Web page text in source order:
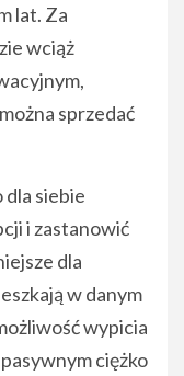
lat. Za
wciąż
sprzedać
siebie
i zastanowić
dla
w danym
wypicia
ciężko